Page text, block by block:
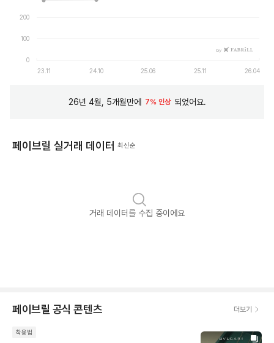
0
100
200
23.11 24.10 25.06 25.11 26.04
by
26년 4월, 5개월만에 7% 인상 되었어요.
페이브릴 실거래 데이터 최신순
거래 데이터를 수집 중이에요
페이브릴 공식 콘텐츠 더보기
착용법